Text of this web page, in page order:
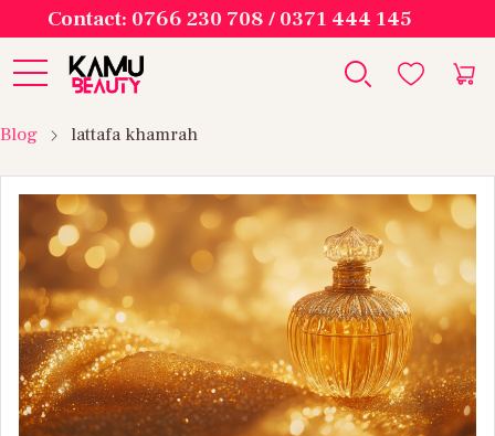
Contact: 0766 230 708 / 0371 444 145
Blog lattafa khamrah